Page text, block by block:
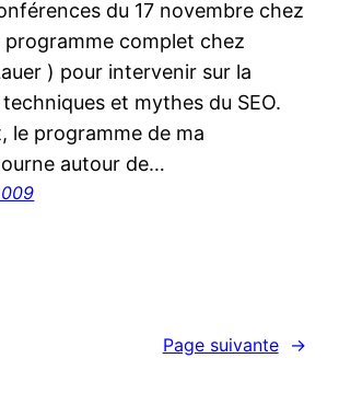
du 17 novembre chez
complet chez
) pour intervenir sur la
et mythes du SEO.
le programme de ma
autour de…
Page suivante →